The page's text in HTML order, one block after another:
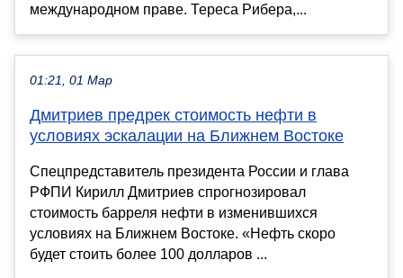
международном праве. Тереса Рибера,...
01:21, 01 Мар
Дмитриев предрек стоимость нефти в
условиях эскалации на Ближнем Востоке
Спецпредставитель президента России и глава
РФПИ Кирилл Дмитриев спрогнозировал
стоимость барреля нефти в изменившихся
условиях на Ближнем Востоке. «Нефть скоро
будет стоить более 100 долларов ...